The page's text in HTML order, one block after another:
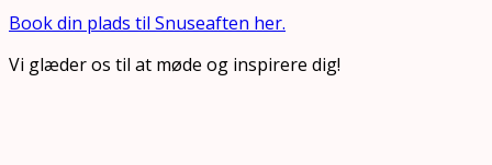
Book din plads til Snuseaften her.
Vi glæder os til at møde og inspirere dig!